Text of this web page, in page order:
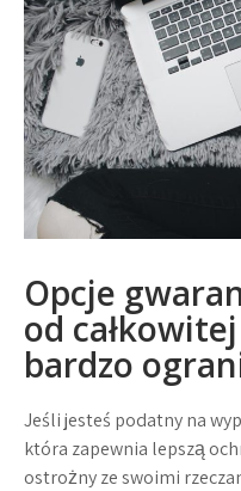
Opcje
od
bardzo
Jeśli jesteś podatny na
która zapewnia lepszą
ostrożny ze swoimi